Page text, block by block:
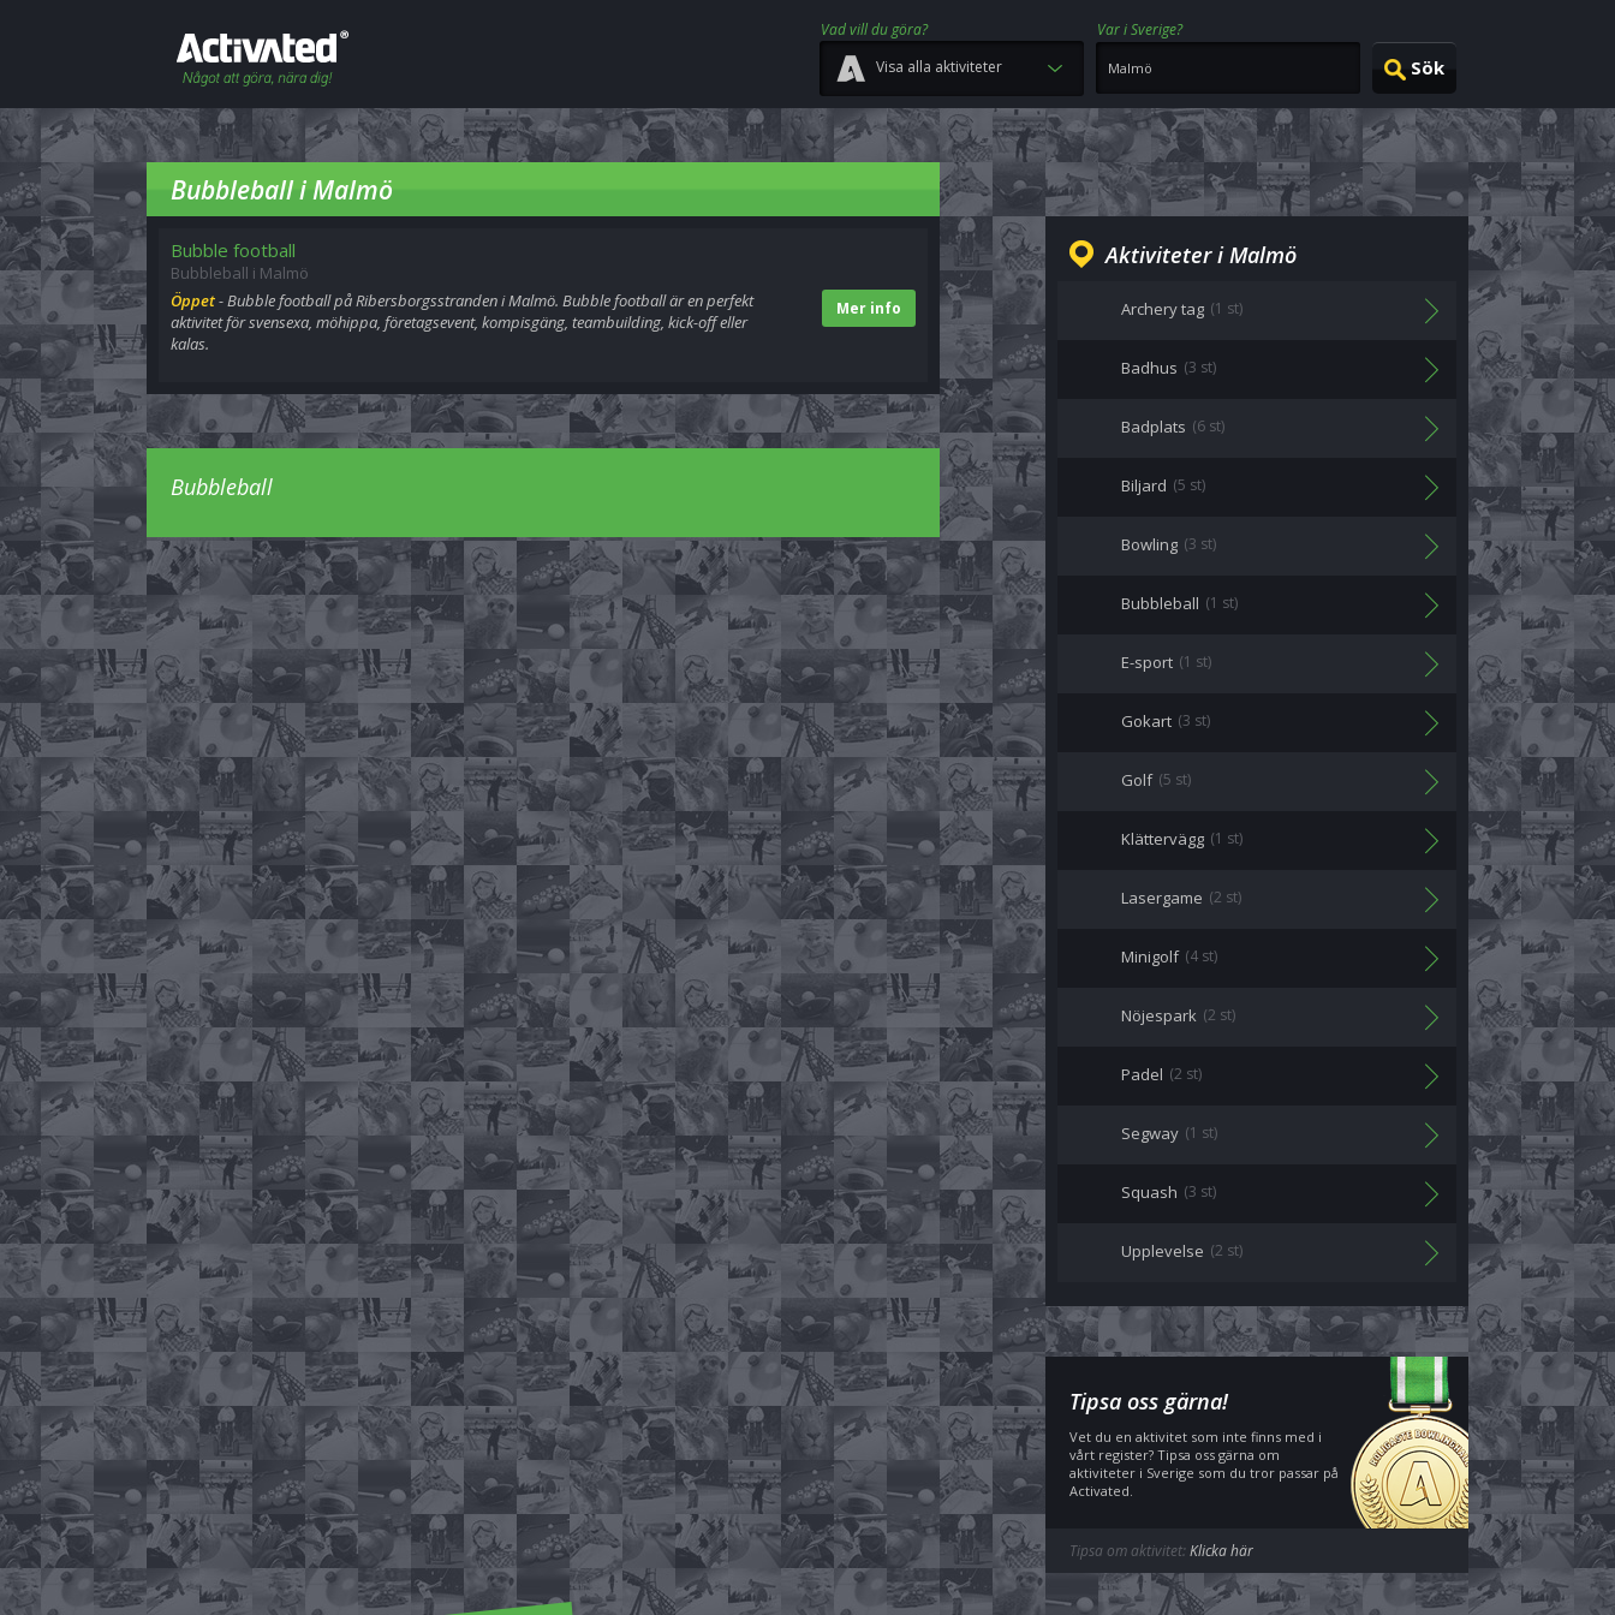
Vad vill du göra?
Var i Sverige?
Visa alla aktiviteter
Bubbleball i Malmö
Bubble football
Bubbleball i Malmö
Mer info
Öppet- Bubble football på Ribersborgsstranden i Malmö. Bubble football är en perfekt
aktivitet för svensexa, möhippa, företagsevent, kompisgäng, teambuilding, kick-off eller
kalas.
Aktiviteter i Malmö
Archery tag (1 st)
Badhus (3 st)
Badplats (6 st)
Biljard (5 st)
Bowling (3 st)
Bubbleball (1 st)
E-sport (1 st)
Gokart (3 st)
Golf (5 st)
Klättervägg (1 st)
Lasergame (2 st)
Minigolf (4 st)
Nöjespark (2 st)
Padel (2 st)
Segway (1 st)
Squash (3 st)
Upplevelse (2 st)
Tipsa oss gärna!
Vet du en aktivitet som inte finns med i
vårt register? Tipsa oss gärna om
aktiviteter i Sverige som du tror passar på
Activated.
Tipsa om aktivitet:Klicka här
Bubbleball